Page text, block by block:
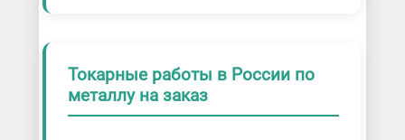
Токарные работы в России по
металлу на заказ